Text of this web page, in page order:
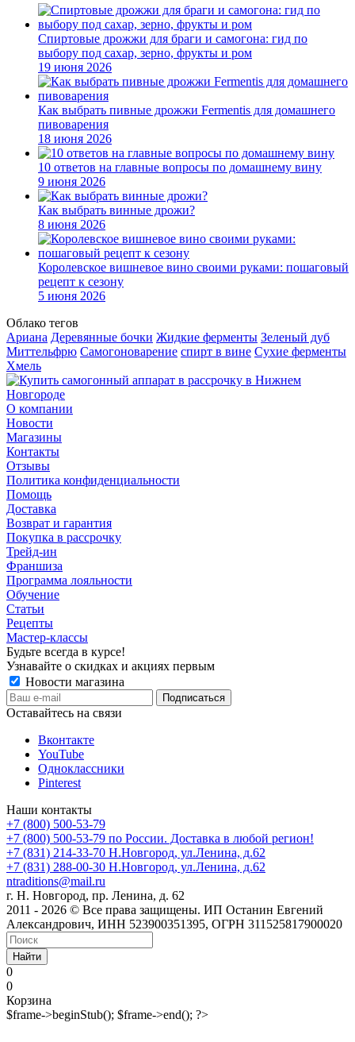
Спиртовые дрожжи для браги и самогона: гид по
выбору под сахар, зерно, фрукты и ром
19 июня 2026
Как выбрать пивные дрожжи Fermentis для домашнего
пивоварения
18 июня 2026
10 ответов на главные вопросы по домашнему вину
9 июня 2026
Как выбрать винные дрожи?
8 июня 2026
Королевское вишневое вино своими руками: пошаговый
рецепт к сезону
5 июня 2026
Облако тегов
Ариана Деревянные бочки Жидкие ферменты Зеленый дуб
Миттельфрю Самогоноварение спирт в вине Сухие ферменты
Хмель
О компании
Новости
Магазины
Контакты
Отзывы
Политика конфиденциальности
Помощь
Доставка
Возврат и гарантия
Покупка в рассрочку
Трейд-ин
Франшиза
Программа лояльности
Обучение
Статьи
Рецепты
Мастер-классы
Будьте всегда в курсе!
Узнавайте о скидках и акциях первым
Новости магазина
Оставайтесь на связи
Вконтакте
YouTube
Одноклассники
Pinterest
Наши контакты
+7 (800) 500-53-79
+7 (800) 500-53-79 по России. Доставка в любой регион!
+7 (831) 214-33-70 Н.Новгород, ул.Ленина, д.62
+7 (831) 288-00-30 Н.Новгород, ул.Ленина, д.62
ntraditions@mail.ru
г. Н. Новгород, пр. Ленина, д. 62
2011 - 2026 © Все права защищены. ИП Останин Евгений
Александрович, ИНН 523900351395, ОГРН 311525817900020
Найти
0
0
Корзина
$frame->beginStub(); $frame->end(); ?>